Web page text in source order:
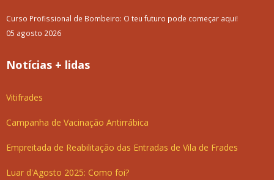
Curso Profissional de Bombeiro: O teu futuro pode começar aqui!
05 agosto 2026
Notícias + lidas
Vitifrades
Campanha de Vacinação Antirrábica
Empreitada de Reabilitação das Entradas de Vila de Frades
Luar d'Agosto 2025: Como foi?